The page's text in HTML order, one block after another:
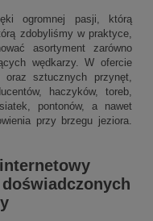
ogromnej pasji, którą
zdobyliśmy w praktyce,
asortyment zarówno
wędkarzy. W ofercie
oraz sztucznych przynęt,
haczyków, toreb,
pontonów, a nawet
przy brzegu jeziora.
internetowy